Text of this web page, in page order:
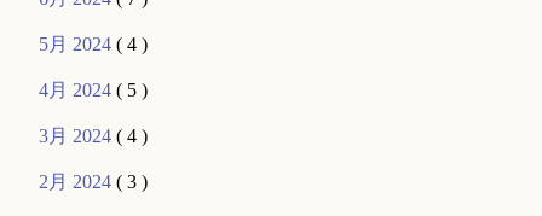
5月 2024( 4 )
4月 2024( 5 )
3月 2024( 4 )
2月 2024( 3 )